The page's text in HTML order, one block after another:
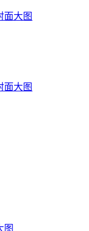
面大图
面大图
图